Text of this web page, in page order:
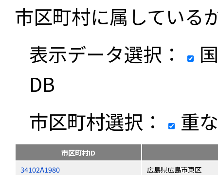
市区町村に属している
表示データ選択：
DB
市区町村選択：
重
市区町村ID
34102A1980
広島県広島市東区